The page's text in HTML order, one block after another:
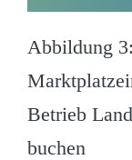
Abbildung
Betrieb
buchen